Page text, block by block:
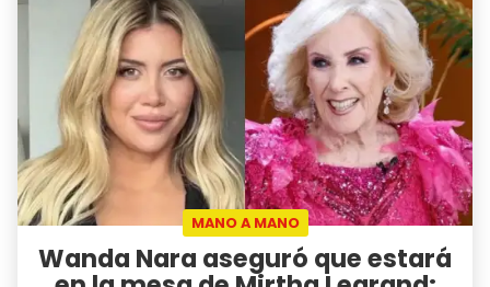
MANO A MANO
Wanda Nara aseguró que estará